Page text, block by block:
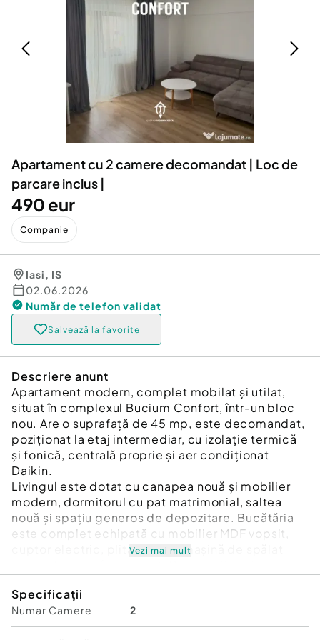
Animale de companie
Afaceri și echipamente profesionale
Inchiriere Bunuri si Vehicule
Utilaje agricole si industriale
Piese auto si accesorii
Dacia Duster
Apartament cu 2 camere decomandat | Loc de
parcare inclus |
490 eur
Companie
Iasi, IS
02.06.2026
Număr de telefon validat
Salvează la favorite
Descriere anunt
Apartament modern, complet mobilat și utilat,
situat în complexul Bucium Confort, într-un bloc
nou. Are o suprafață de 45 mp, este decomandat,
poziționat la etaj intermediar, cu izolație termică
și fonică, centrală proprie și aer condiționat
Daikin.
Livingul este dotat cu canapea nouă și mobilier
modern, dormitorul cu pat matrimonial, saltea
nouă și spațiu generos de depozitare. Bucătăria
este complet echipată cu mobilier MDF vopsit,
cuptor electric, plită pe gaz, mașină de spălat
uscător.
Locul de parcare este inclus.
Vezi mai mult
Specificații
Numar Camere 2